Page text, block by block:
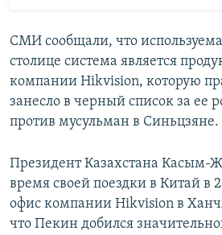
СМИ сообщали, что
столице система является
компании Hikvision, которую
занесло в черный список за ее
против мусульман в Синьцзяне.
Президент Казахстана Касым-
время своей поездки в Китай в
офис компании Hikvision в
что Пекин добился